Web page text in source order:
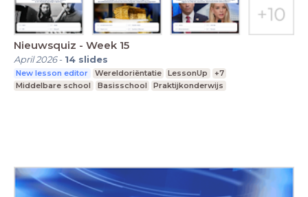
Nieuwsquiz - Week 15
April 2026- 14 slides
New lesson editor Wereldoriëntatie LessonUp
+7
Middelbare school
Basisschool Praktijkonderwijs